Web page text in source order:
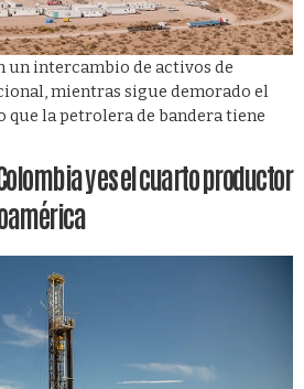
un intercambio de activos de
mientras sigue demorado el
que la petrolera de bandera tiene
y es el cuarto productor